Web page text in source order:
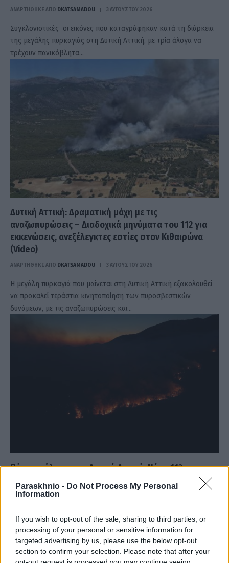
Paraskhnio - Do Not Process My Personal
Information
If you wish to opt-out of the sale, sharing to third parties, or
processing of your personal or sensitive information for
targeted advertising by us, please use the below opt-out
section to confirm your selection. Please note that after your
ΑΝΑΡΤΗΘΗΚΕ ΑΠΟ DKATSAMADOU 3 ΑΥΓΟΎΣΤΟΥ 2026
Συγκλονιστικές οι εικόνες που καταγράφηκαν κατά τη διάρκεια
της μεγάλης πυρκαγιάς στη Δυτική Αττική, με τρία άλογα να
τρέχουν πανικόβλητα…
Δυτική Αττική: Δραματική μάχη με τις
αναζωπυρώσεις – Διαδοχικά μηνύματα του 112 για
εκκενώσεις, ανεξέλεγκτες εστίες στον Κιθαιρώνα
(Video)
ΑΝΑΡΤΗΘΗΚΕ ΑΠΟ DKATSAMADOU 3 ΑΥΓΟΎΣΤΟΥ 2026
Η μεγάλη πυρκαγιά που μαίνεται στη Δυτική Αττική εξακολουθεί
να προκαλεί τεράστια κινητοποίηση των πυροσβεστικών
δυνάμεων, με τις αναζωπυρώσεις και…
Πύρινη κόλαση στη Δυτική Αττική: Νέο «112» για
εκκένωση προς τα Μέγαρα – Ολονύχτια μάχη σε
Ψάθα, Κανδήλι και Άγιο Νεκτάριο (Video)
Σε εξαιρετικά κρίσιμη κατάσταση παραμένει η μεγάλη πυρκαγιά
που κατακαίει για τρίτη συνεχόμενη ημέρα τη Δυτική Αττική και
τη Βοιωτία,…